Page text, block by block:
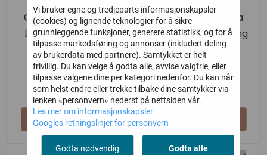
Guinot Lait Hydra
Beaute Cleansing
Milk 300ml
Guinot
449,-
Ikke på lager
Kjøp
Guinot Lait Hydra
Fraicheur Cleansing
Milk 300ml
Guinot
449,-
På lager
Vi bruker egne og tredjeparts informasjonskapsler
(cookies) og lignende teknologier for å sikre
grunnleggende funksjoner, generere statistikk, og for å
tilpasse markedsføring og annonser (inkludert deling
av brukerdata med partnere). Samtykket er helt
frivillig. Du kan velge å godta alle, avvise valgfrie, eller
tilpasse valgene dine per kategori nedenfor. Du kan når
som helst endre eller trekke tilbake dine samtykker via
lenken «personvern» nederst på nettsiden vår.
Les mer om informasjonskapsler
Googles retningslinjer for personvern
Godta nødvendig Godta alle